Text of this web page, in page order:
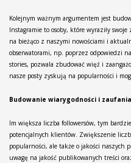
Kolejnym ważnym argumentem jest
Instagramie to osoby, które wyraziły
na bieżąco z naszymi nowościami i
obserwatorami, np. poprzez odpowiedzi
stories, pozwala zbudować więź i
nasze posty zyskują na popularności i
Budowanie wiarygodności i
Im większa liczba followersów, tym
potencjalnych klientów. Zwiększenie
popularności, ale także o jakości naszych
uwagę na jakość publikowanych treści